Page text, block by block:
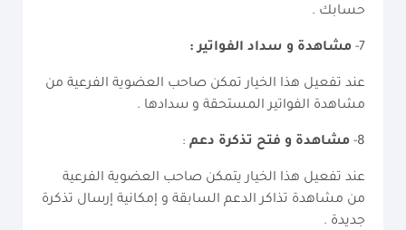
حسابك .
مشاهدة و سداد الفواتير :
عند تفعيل هذا الخيار تمكن صاحب العضوية الفرعية من
مشاهدة الفواتير المستحقة و سدادها .
مشاهدة و فتح تذكرة دعم:
عند تفعيل هذا الخيار يتمكن صاحب العضوية الفرعية
من مشاهدة تذاكر الدعم السابقة و إمكانية إرسال تذكرة
جديدة .